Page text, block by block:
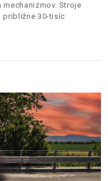
mechanizmov. Stroje
približne 30-tisíc